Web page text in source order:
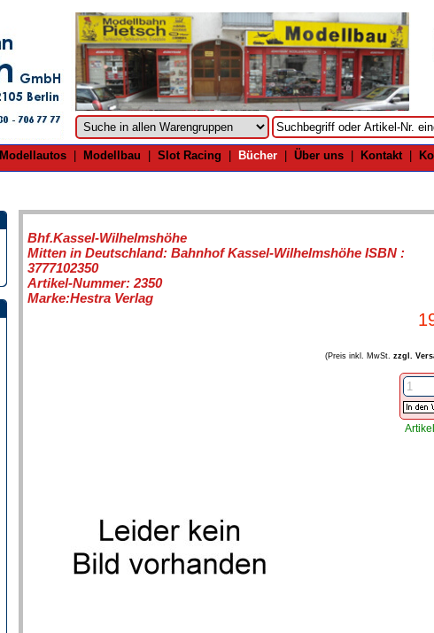
Modellautos Modellbau Slot Racing Bücher Über uns Kontakt|
Bhf.Kassel-Wilhelmshöhe
Mitten in Deutschland: Bahnhof Kassel-Wilhelmshöhe ISBN :
3777102350
Artikel-Nummer: 2350
Marke:Hestra Verlag
(Preis inkl. MwSt. zzgl.